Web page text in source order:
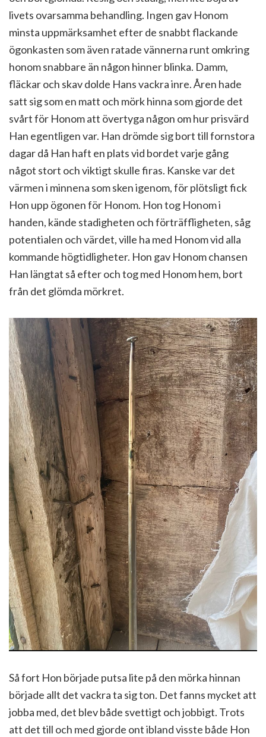
livets ovarsamma behandling. Ingen gav Honom
minsta uppmärksamhet efter de snabbt flackande
ögonkasten som även ratade vännerna runt omkring
honom snabbare än någon hinner blinka. Damm,
fläckar och skav dolde Hans vackra inre. Åren hade
satt sig som en matt och mörk hinna som gjorde det
svårt för Honom att övertyga någon om hur prisvärd
Han egentligen var. Han drömde sig bort till fornstora
dagar då Han haft en plats vid bordet varje gång
något stort och viktigt skulle firas. Kanske var det
värmen i minnena som sken igenom, för plötsligt fick
Hon upp ögonen för Honom. Hon tog Honom i
handen, kände stadigheten och förträffligheten, såg
potentialen och värdet, ville ha med Honom vid alla
kommande högtidligheter. Hon gav Honom chansen
Han längtat så efter och tog med Honom hem, bort
från det glömda mörkret.
Så fort Hon började putsa lite på den mörka hinnan
började allt det vackra ta sig ton. Det fanns mycket att
jobba med, det blev både svettigt och jobbigt. Trots
att det till och med gjorde ont ibland visste både Hon